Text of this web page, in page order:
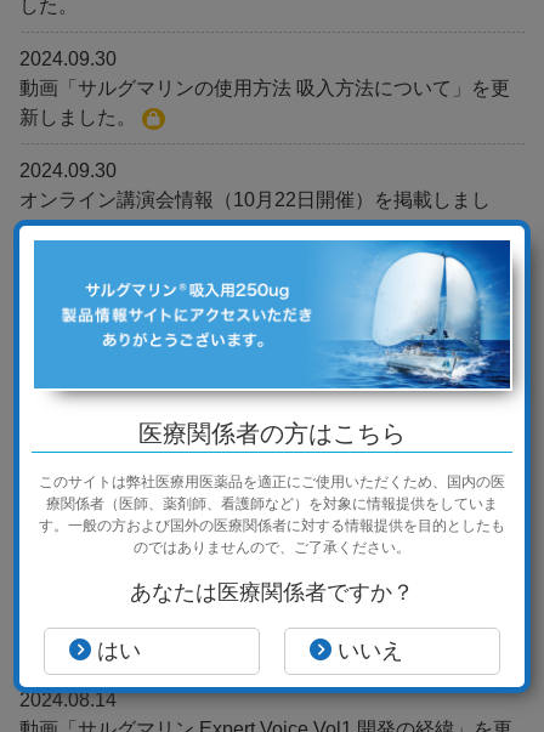
した。
2024.09.30
動画「サルグマリンの使用方法 吸入方法について」を更
新しました。
2024.09.30
オンライン講演会情報（10月22日開催）を掲載しまし
た。
2024.09.02
学会情報（9月29日開催 第4回日本びまん性肺疾患研究会
ランチョンセミナー3）を掲載しました。
2024.08.22
オンライン講演会情報（9月26日開催）を掲載しました。
2024.08.19
学会情報（8月24日開催 第162回びまん性肺疾患研究会 共
催ティータイムセミナー）を掲載しました。
ランチョンセミナー）を掲載しました。
2024.08.14
医療関係者の方はこちら
このサイトは弊社医療用医薬品を適正にご使用いただくため、
国内の医
療関係者（医師、薬剤師、看護師など）を対象に情報提供をしていま
す。 一般の方および国外の医療関係者に対する情報提供を目的としたも
のではありませんので、ご了承ください。
あなたは医療関係者ですか？
はい いいえ